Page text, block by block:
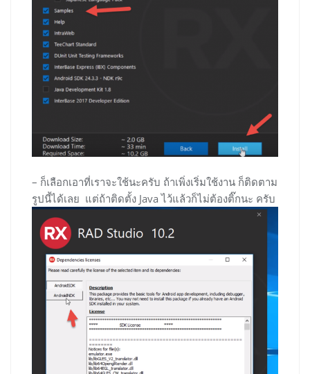
– ก็เลือกเอาที่เราจะใช้นะครับ ถ้าเพิ่งเริ่มใช้งาน ก็ติดตาม
รูปนี้ได้เลย แต่ถ้าติดตั้ง Java ไว้แล้วก็ไม่ต้องติ๊กนะ ครับ